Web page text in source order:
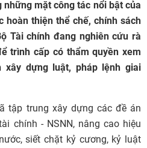
mặt công tác nổi bật của
hoàn thiện thể chế, chính sách
Tài chính đang nghiên cứu rà
trình cấp có thẩm quyền xem
xây dựng luật, pháp lệnh giai
tập trung xây dựng các đề án
chính - NSNN, nâng cao hiệu
siết chặt kỷ cương, kỷ luật